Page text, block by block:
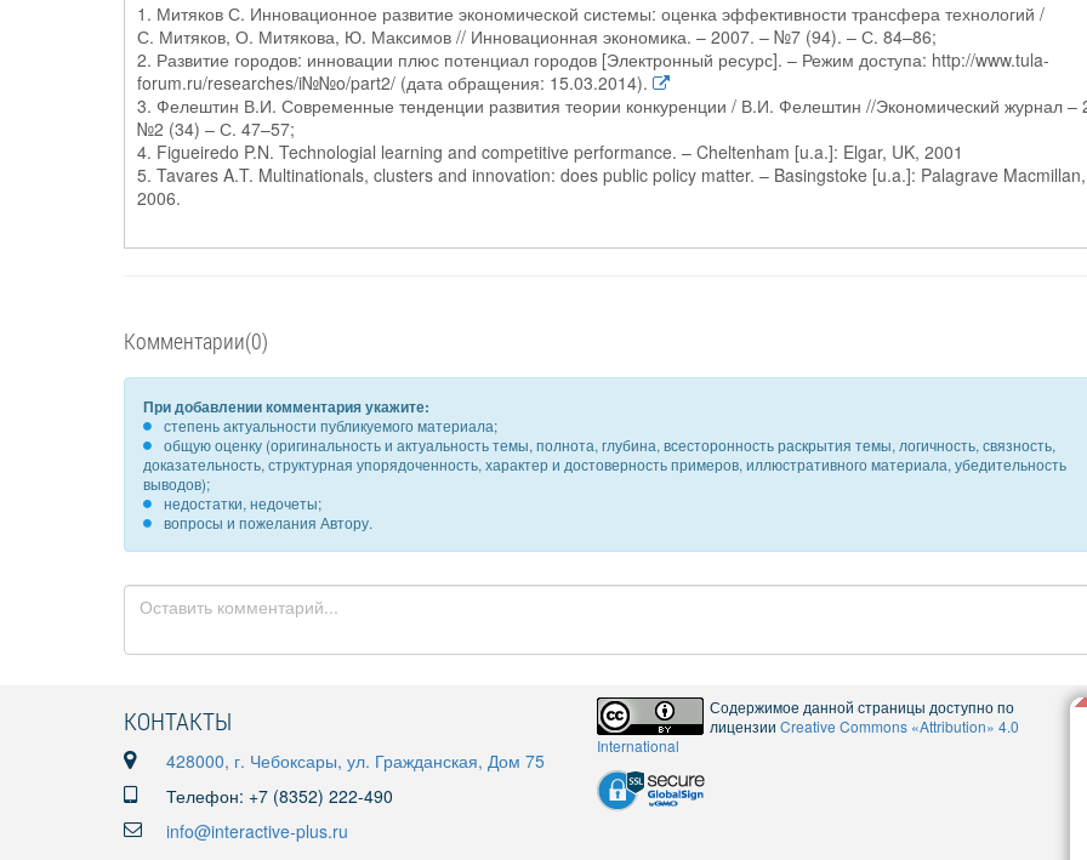
1. Митяков С. Инновационное развитие экономической системы: оценка эффективности трансфера технологий /
С. Митяков, О. Митякова, Ю. Максимов // Инновационная экономика. – 2007. – №7 (94). – С. 84–86;
2. Развитие городов: инновации плюс потенциал городов [Электронный ресурс]. – Режим доступа: http://www.tula-
forum.ru/researches/i№№o/part2/ (дата обращения: 15.03.2014).
3. Фелештин В.И. Современные тенденции развития теории конкуренции / В.И. Фелештин //Экономический журнал –
№2 (34) – С. 47–57;
4. Figueiredo P.N. Technologial learning and competitive performance. – Cheltenham [u.a.]: Elgar, UK, 2001
5. Tavares A.T. Multinationals, clusters and innovation: does public policy matter. – Basingstoke [u.a.]: Palagrave
2006.
Комментарии(0)
При добавлении комментария укажите:
степень актуальности публикуемого материала;
общую оценку (оригинальность и актуальность темы, полнота, глубина, всесторонность раскрытия темы, логичность, связность,
доказательность, структурная упорядоченность, характер и достоверность примеров, иллюстративного материала, убедительность
выводов);
недостатки, недочеты;
вопросы и пожелания Автору.
КОНТАКТЫ
428000, г. Чебоксары, ул. Гражданская, Дом 75
Телефон: +7 (8352) 222-490
info@interactive-plus.ru
Содержимое данной страницы доступно по
лицензии Creative Commons «Attribution» 4.0
International